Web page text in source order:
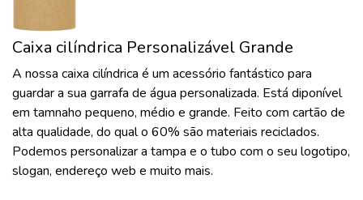
Caixa cilíndrica Personalizável Grande
A nossa caixa cilíndrica é um acessório fantástico para
guardar a sua garrafa de água personalizada. Está diponível
em tamnaho pequeno, médio e grande. Feito com cartão de
alta qualidade, do qual o 60% são materiais reciclados.
Podemos personalizar a tampa e o tubo com o seu logotipo,
slogan, endereço web e muito mais.